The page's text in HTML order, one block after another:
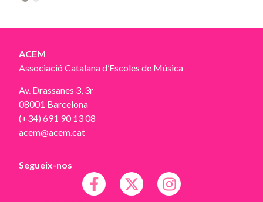
ACEM
Associació Catalana d’Escoles de Música
Av. Drassanes 3, 3r
08001 Barcelona
(+34) 691 90 13 08
acem@acem.cat
Segueix-nos